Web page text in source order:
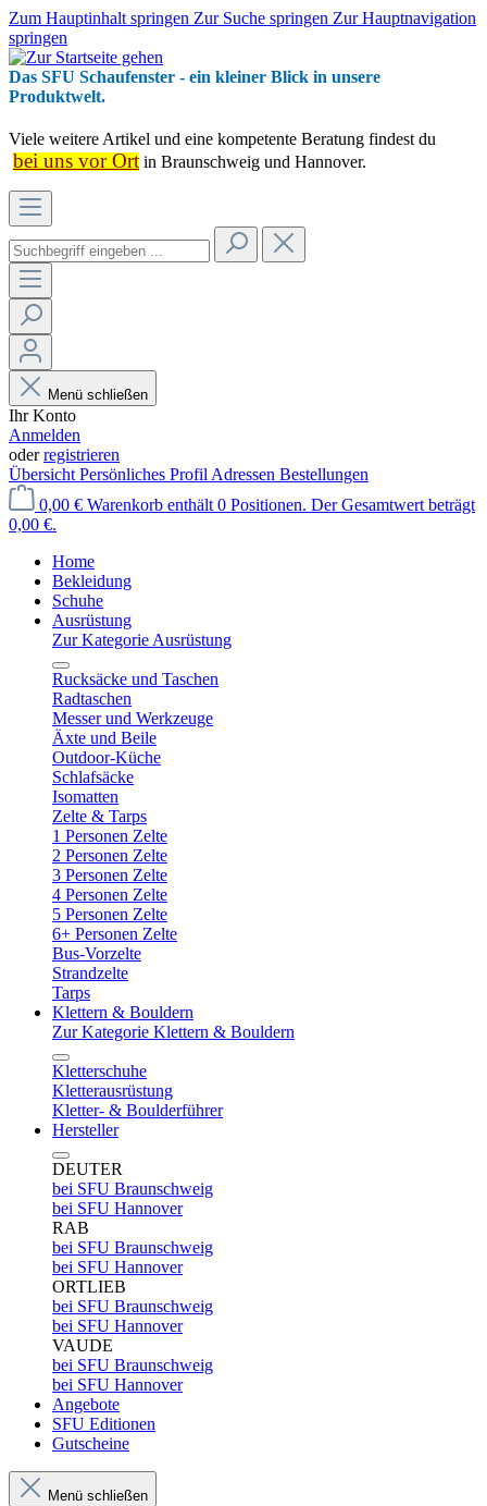
Zum Hauptinhalt springen Zur Suche springen Zur Hauptnavigation
springen
Das SFU Schaufenster - ein kleiner Blick in unsere
Produktwelt.
Viele weitere Artikel und eine kompetente Beratung findest du
bei uns vor Ort in Braunschweig und Hannover.
Menü schließen
Ihr Konto
Anmelden
oderregistrieren
Übersicht Persönliches Profil Adressen Bestellungen
0,00 € Warenkorb enthält 0 Positionen. Der Gesamtwert beträgt
0,00 €.
Home
Bekleidung
Schuhe
Ausrüstung
Zur Kategorie Ausrüstung
Rucksäcke und Taschen
Radtaschen
Messer und Werkzeuge
Äxte und Beile
Outdoor-Küche
Schlafsäcke
Isomatten
Zelte & Tarps
1 Personen Zelte
2 Personen Zelte
3 Personen Zelte
4 Personen Zelte
5 Personen Zelte
6+ Personen Zelte
Bus-Vorzelte
Strandzelte
Tarps
Klettern & Bouldern
Zur Kategorie Klettern & Bouldern
Kletterschuhe
Kletterausrüstung
Kletter- & Boulderführer
Hersteller
DEUTER
bei SFU Braunschweig
bei SFU Hannover
RAB
bei SFU Braunschweig
bei SFU Hannover
ORTLIEB
bei SFU Braunschweig
bei SFU Hannover
VAUDE
bei SFU Braunschweig
bei SFU Hannover
Angebote
SFU Editionen
Gutscheine
Menü schließen